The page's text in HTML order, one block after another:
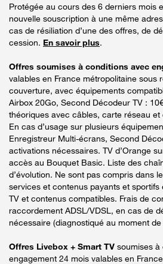
Protégée au cours des 6 derniers mois
nouvelle souscription à une même
cas de résiliation d’une des offres, de
cession. En savoir plus.
Offres soumises à conditions avec
valables en France métropolitaine sous
couverture, avec équipements
Airbox 20Go, Second Décodeur TV :
théoriques avec câbles, carte réseau
En cas d’usage sur plusieurs
Enregistreur Multi-écrans, Second
activations nécessaires. TV d’Orange
accès au Bouquet Basic. Liste des
d’évolution. Ne sont pas compris dans
services et contenus payants et sportifs
TV et contenus compatibles. Frais de
raccordement ADSL/VDSL, en cas de
nécessaire (diagnostiqué au moment
Offres Livebox + Smart TV soumises à
engagement 24 mois valables en